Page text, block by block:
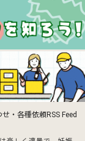
せ・各種依頼RSS Feed